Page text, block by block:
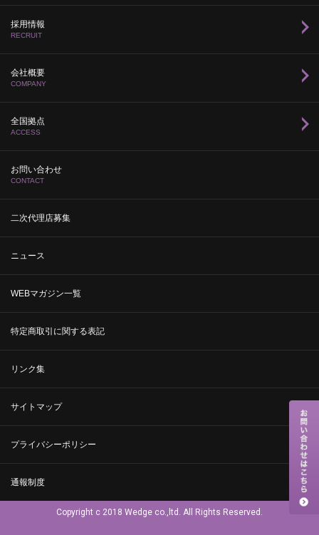
採用情報
RECRUIT
会社概要
COMPANY
全国拠点
ACCESS
お問い合わせ
CONTACT
二次代理店募集
ニュース
WEBマガジン一覧
特定商取引に関する表記
リンク集
サイトマップ
プライバシーポリシー
通報制度
Copyright c 2018 Wedge co.,ltd. All Rights Reserved.